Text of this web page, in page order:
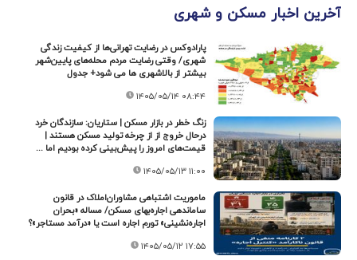
آخرین اخبار مسکن و شهری
پارادوکس در رضایت تهرانی‌ها از کیفیت‌ زندگی‌
شهری/ وقتی رضایت مردم محله‌های پایین‌شهر
بیشتر از بالاشهری ها می شود+ جدول
۱۴۰۵/۰۵/۱۴ ۰۸:۴۴
زنگ خطر در بازار مسکن | ستاریان: سازندگان خرد
درحال خروج از از چرخه تولید مسکن هستند |
قیمت‌های امروز را پیش‌بینی کرده بودیم اما ...
۱۴۰۵/۰۵/۱۳ ۱۱:۰۰
ماموریت اشتباهی مشاوران‌املاک در قانون
ساماندهی اجاره‌بهای مسکن/ مساله «بحران
اجاره‌نشینی» تورم اجاره است یا «درآمد مستاجر»؟
۱۴۰۵/۰۵/۱۲ ۱۷:۵۵